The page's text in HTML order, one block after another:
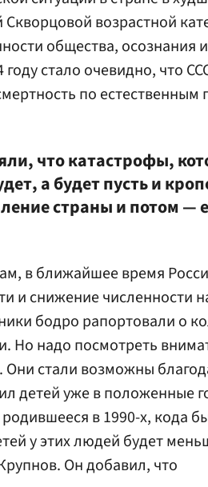
Скворцовой возрастной
общества, осознания
году стало очевидно, что
по
что катастрофы,
а будет пусть и
страны и потом —
в ближайшее время
и снижение численности
бодро рапортовали о
Но надо посмотреть
Они стали возможны
детей уже в положенные
в 1990-х, кода
у этих людей будет
Он добавил, что